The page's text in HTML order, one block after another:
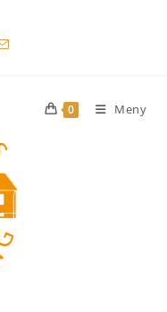
0 Meny